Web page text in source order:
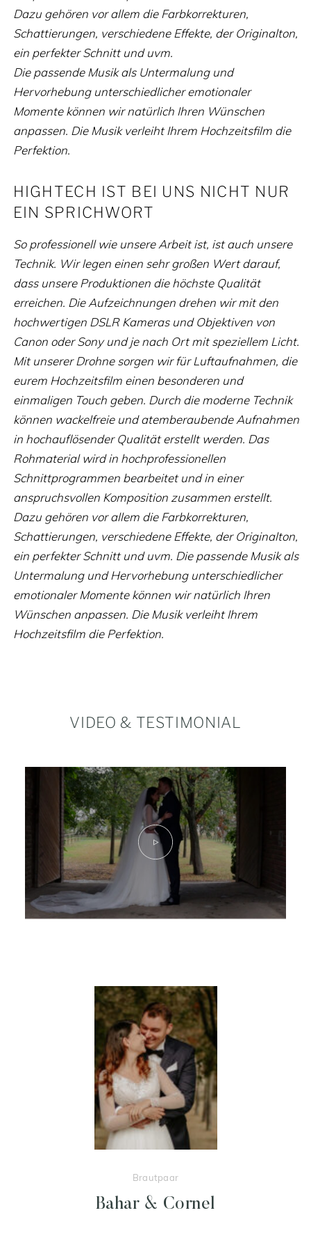
Dazu gehören vor allem die Farbkorrekturen,
Schattierungen, verschiedene Effekte, der Originalton,
ein perfekter Schnitt und uvm.
Die passende Musik als Untermalung und
Hervorhebung unterschiedlicher emotionaler
Momente können wir natürlich Ihren Wünschen
anpassen. Die Musik verleiht Ihrem Hochzeitsfilm die
Perfektion.
HIGHTECH IST BEI UNS NICHT NUR
EIN SPRICHWORT
So professionell wie unsere Arbeit ist, ist auch unsere
Technik. Wir legen einen sehr großen Wert darauf,
dass unsere Produktionen die höchste Qualität
erreichen. Die Aufzeichnungen drehen wir mit den
hochwertigen DSLR Kameras und Objektiven von
Canon oder Sony und je nach Ort mit speziellem Licht.
Mit unserer Drohne sorgen wir für Luftaufnahmen, die
eurem Hochzeitsfilm einen besonderen und
einmaligen Touch geben. Durch die moderne Technik
können wackelfreie und atemberaubende Aufnahmen
in hochauflösender Qualität erstellt werden. Das
Rohmaterial wird in hochprofessionellen
Schnittprogrammen bearbeitet und in einer
anspruchsvollen Komposition zusammen erstellt.
Dazu gehören vor allem die Farbkorrekturen,
Schattierungen, verschiedene Effekte, der Originalton,
ein perfekter Schnitt und uvm. Die passende Musik als
Untermalung und Hervorhebung unterschiedlicher
emotionaler Momente können wir natürlich Ihren
Wünschen anpassen. Die Musik verleiht Ihrem
Hochzeitsfilm die Perfektion.
VIDEO & TESTIMONIAL
Brautpaar
Bahar & Cornel